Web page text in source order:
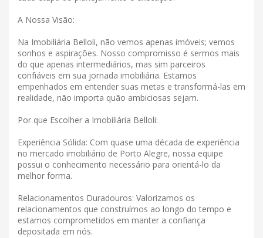
A Nossa Visão:
Na Imobiliária Belloli, não vemos apenas imóveis; vemos
sonhos e aspirações. Nosso compromisso é sermos mais
do que apenas intermediários, mas sim parceiros
confiáveis ​​em sua jornada imobiliária. Estamos
empenhados em entender suas metas e transformá-las em
realidade, não importa quão ambiciosas sejam.
Por que Escolher a Imobiliária Belloli:
Experiência Sólida: Com quase uma década de experiência
no mercado imobiliário de Porto Alegre, nossa equipe
possui o conhecimento necessário para orientá-lo da
melhor forma.
Relacionamentos Duradouros: Valorizamos os
relacionamentos que construímos ao longo do tempo e
estamos comprometidos em manter a confiança
depositada em nós.